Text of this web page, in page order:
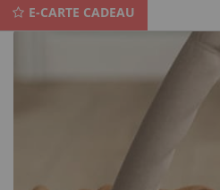
E-CARTE CADEAU
Produits de la marque DONE BY DEER